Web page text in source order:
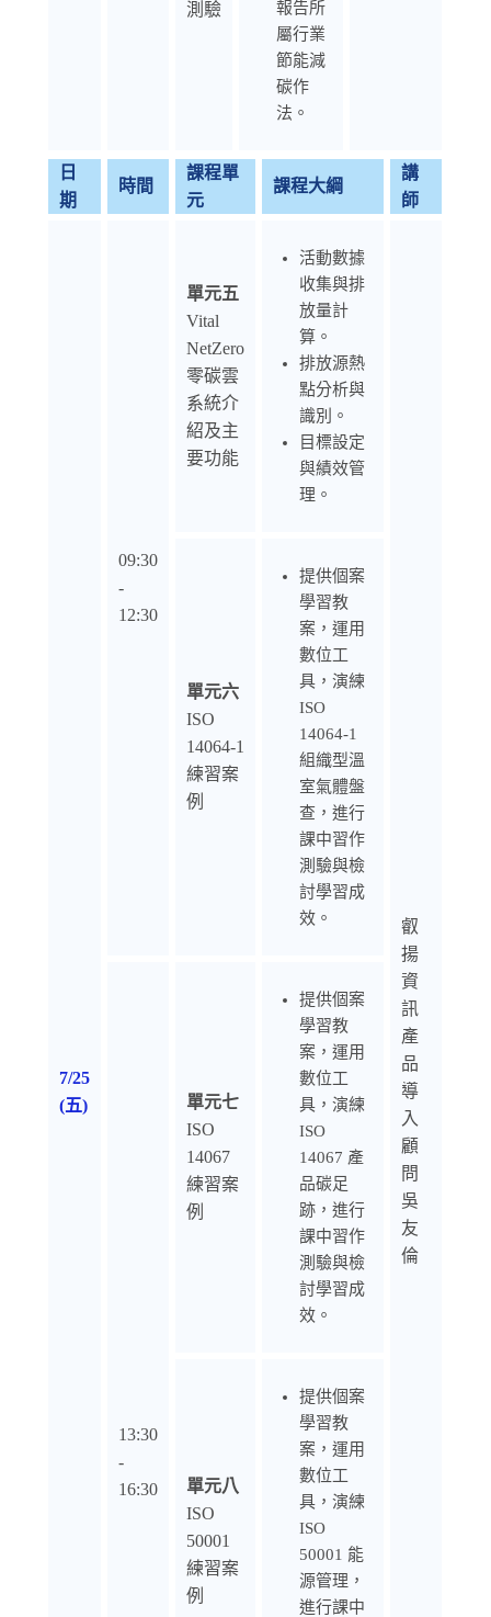
測驗
報告所
屬行業
節能減
碳作
法。
日
期
時間
課程單
元
課程大綱
講
師
7/25
(五)
09:30
-
12:30
單元五
Vital
NetZero
零碳雲
系統介
紹及主
要功能
活動數據
收集與排
放量計
算。
排放源熱
點分析與
識別。
目標設定
與績效管
理。
叡
揚
資
訊
產
品
導
入
顧
問
吳
友
倫
單元六
ISO
14064-1
練習案
例
提供個案
學習教
案，運用
數位工
具，演練
ISO
14064-1
組織型溫
室氣體盤
查，進行
課中習作
測驗與檢
討學習成
效。
13:30
-
16:30
單元七
ISO
14067
練習案
例
提供個案
學習教
案，運用
數位工
具，演練
ISO
14067 產
品碳足
跡，進行
課中習作
測驗與檢
討學習成
效。
單元八
ISO
50001
練習案
例
提供個案
學習教
案，運用
數位工
具，演練
ISO
50001 能
源管理，
進行課中